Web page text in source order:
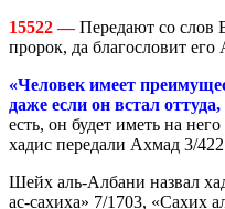
15522 — Передают со слов
пророк, да благословит его
«Человек имеет
даже если он встал
есть, он будет иметь на
хадис передали Ахмад 3/
Шейх аль-Албани назвал
ас-сахиха» 7/1703, «Сахих